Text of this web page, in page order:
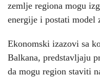
zemlje regiona mogu
energije i postati model
Ekonomski izazovi sa
Balkana, predstavljaju
da mogu region staviti